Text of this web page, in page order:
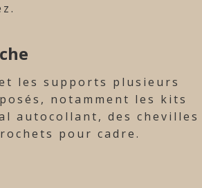
les supports plusieurs
notamment les kits
autocollant, des chevilles
pour cadre.